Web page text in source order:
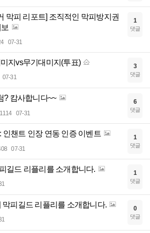
막피 리포트] 조직적인 막피방지권
07-31
1
댓글
지vs무기대미지(투표)
07-31
3
댓글
? 캄사합니다~~
07-31
6
댓글
인챈트 인장 연동 인증 이벤트
07-31
1
댓글
길드 리플리를 소개합니다. 1
댓글
막피길드 리플리를 소개합니다. 0
댓글